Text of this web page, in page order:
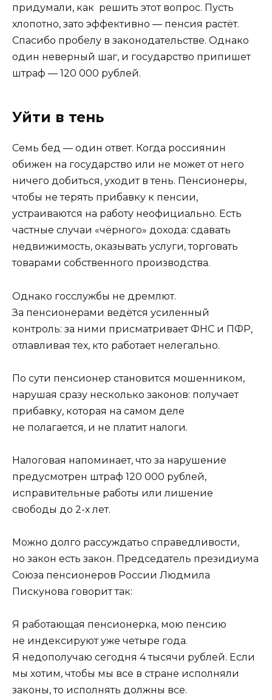
придумали, как решить этот вопрос. Пусть
хлопотно, зато эффективно — пенсия растёт.
Спасибо пробелу в законодательстве. Однако
один неверный шаг, и государство припишет
штраф — 120 000 рублей.
Уйти в тень
Семь бед — один ответ. Когда россиянин
обижен на государство или не может от него
ничего добиться, уходит в тень. Пенсионеры,
чтобы не терять прибавку к пенсии,
устраиваются на работу неофициально. Есть
частные случаи «чёрного» дохода: сдавать
недвижимость, оказывать услуги, торговать
товарами собственного производства.
Однако госслужбы не дремлют.
За пенсионерами ведётся усиленный
контроль: за ними присматривает ФНС и ПФР,
отлавливая тех, кто работает нелегально.
По сути пенсионер становится мошенником,
нарушая сразу несколько законов: получает
прибавку, которая на самом деле
не полагается, и не платит налоги.
Налоговая напоминает, что за нарушение
предусмотрен штраф 120 000 рублей,
исправительные работы или лишение
свободы до 2-х лет.
Можно долго рассуждатьо справедливости,
но закон есть закон. Председатель президиума
Союза пенсионеров России Людмила
Пискунова говорит так:
Я работающая пенсионерка, мою пенсию
не индексируют уже четыре года.
Я недополучаю сегодня 4 тысячи рублей. Если
мы хотим, чтобы мы все в стране исполняли
законы, то исполнять должны все.